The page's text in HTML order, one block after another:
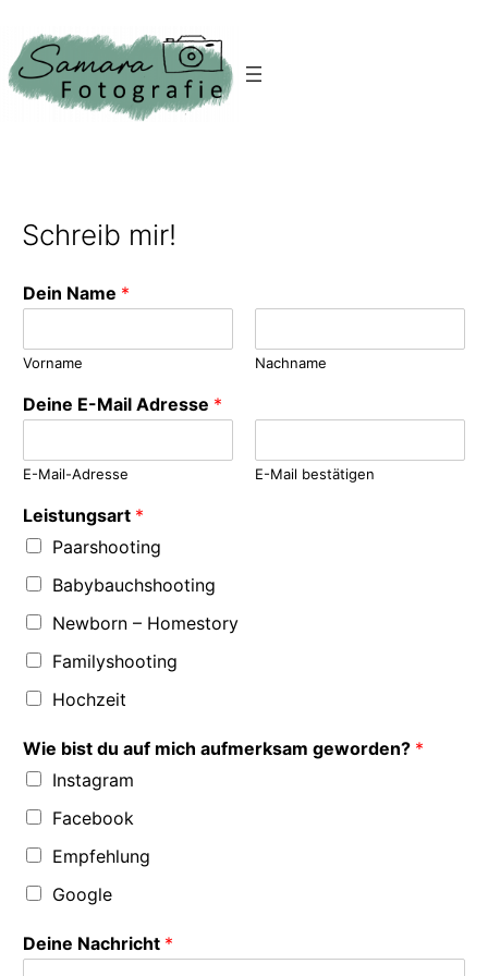
Schreib mir!
Dein Name *
Vorname Nachname
Deine E-Mail Adresse *
E-Mail-Adresse E-Mail bestätigen
Leistungsart *
Paarshooting
Babybauchshooting
Newborn – Homestory
Familyshooting
Hochzeit
Wie bist du auf mich aufmerksam geworden? *
Instagram
Facebook
Empfehlung
Google
Deine Nachricht *